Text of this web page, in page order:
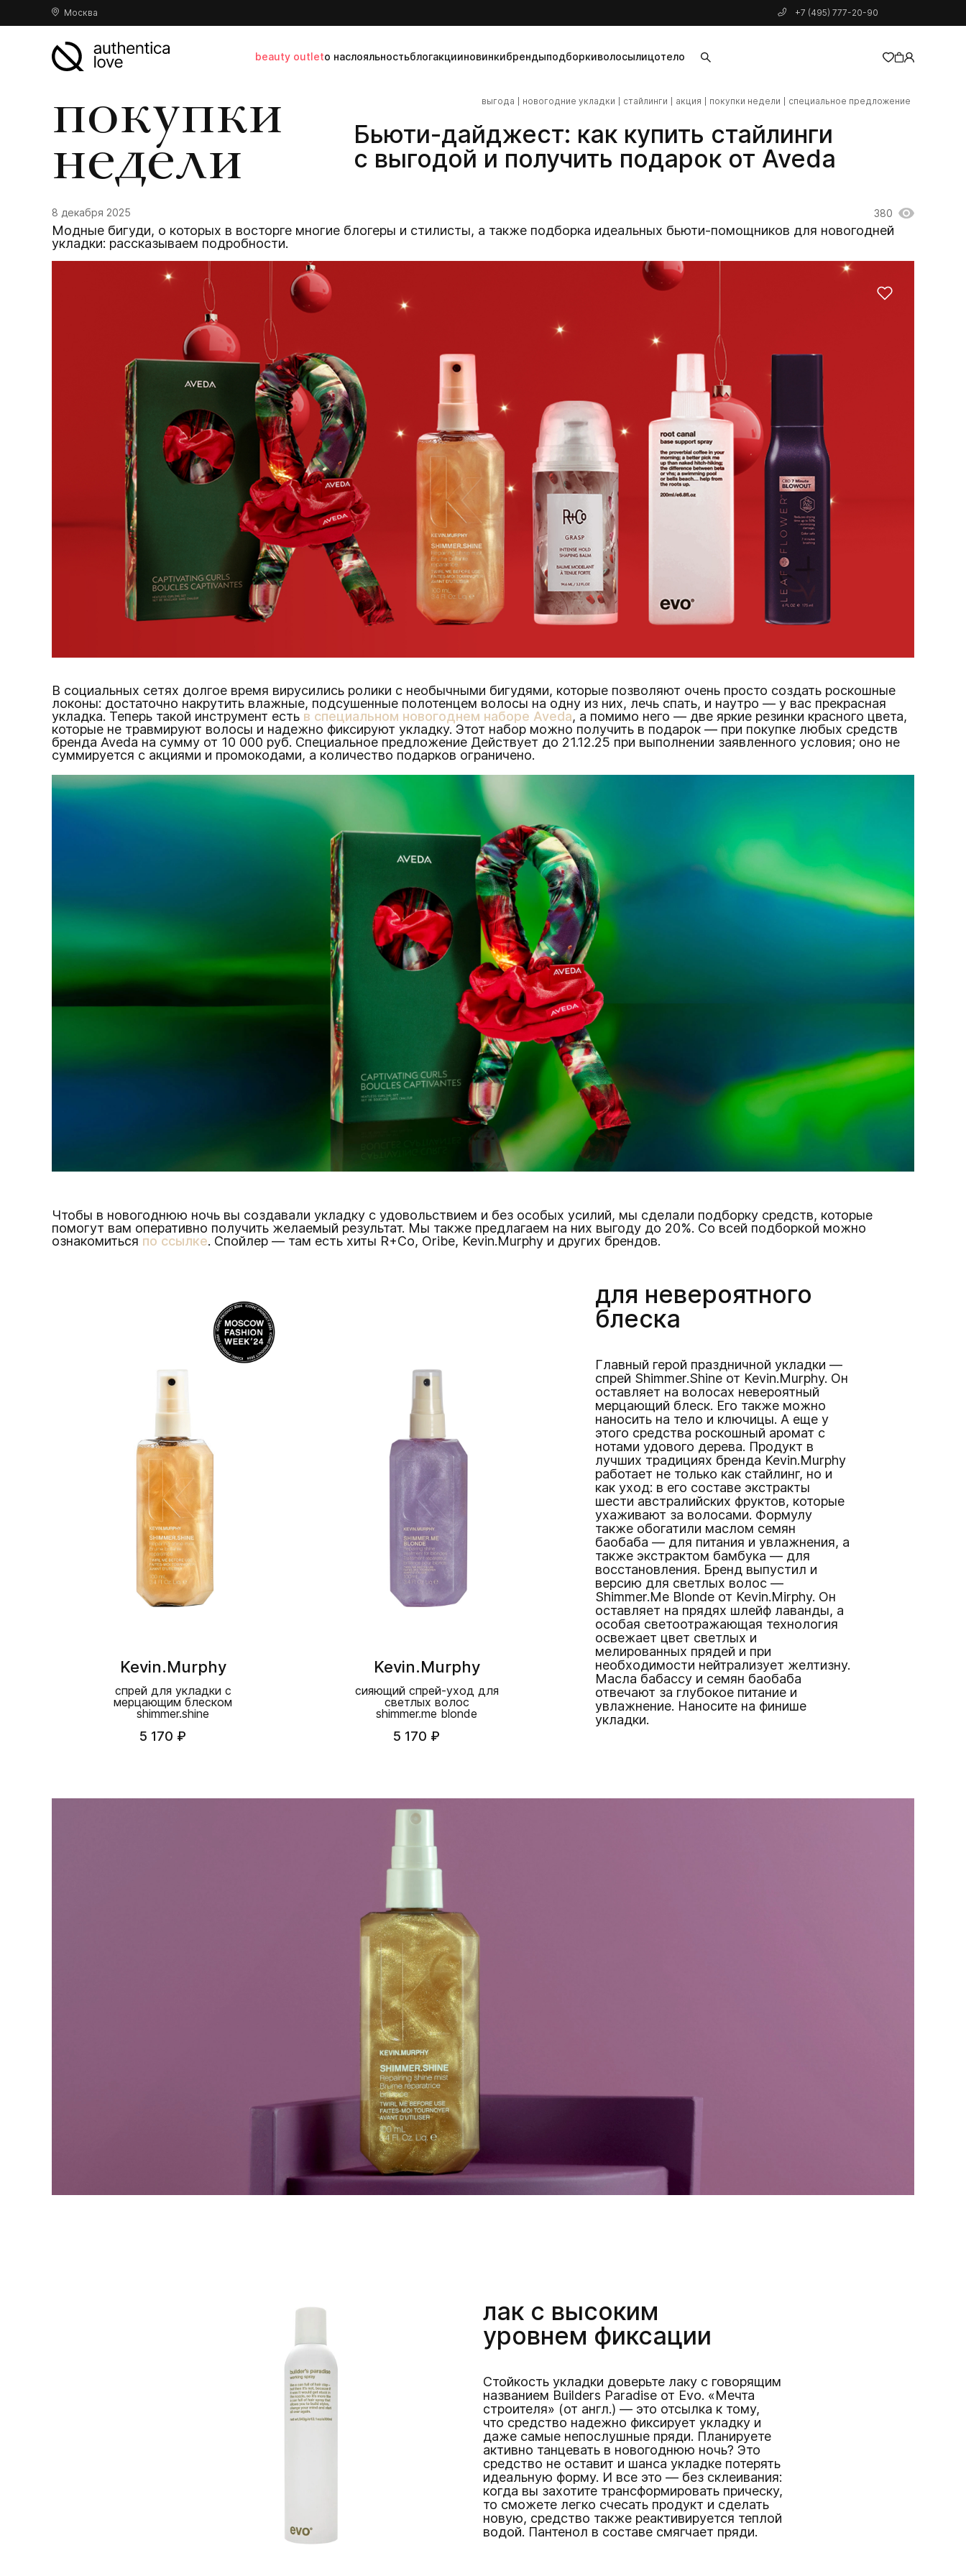
Москва +7 (495) 777-20-90
beauty outletо наслояльностьблогакцииновинкибрендыподборкиволосылицотело
добавлен в корзину
покупки
недели
Бьюти-дайджест: как купить стайлинги
с выгодой и получить подарок от Aveda
выгода новогодние укладки стайлинги акция покупки недели специальное предложение
8 декабря 2025 380
Модные бигуди, о которых в восторге многие блогеры и стилисты, а также подборка идеальных бьюти-помощников для новогодней
укладки: рассказываем подробности.
В социальных сетях долгое время вирусились ролики с необычными бигудями, которые позволяют очень просто создать роскошные
локоны: достаточно накрутить влажные, подсушенные полотенцем волосы на одну из них, лечь спать, и наутро — у вас прекрасная
укладка. Теперь такой инструмент есть в специальном новогоднем наборе Aveda, а помимо него — две яркие резинки красного цвета,
которые не травмируют волосы и надежно фиксируют укладку. Этот набор можно получить в подарок — при покупке любых средств
бренда Aveda на сумму от 10 000 руб. Специальное предложение Действует до 21.12.25 при выполнении заявленного условия; оно не
суммируется с акциями и промокодами, а количество подарков ограничено.
Чтобы в новогоднюю ночь вы создавали укладку с удовольствием и без особых усилий, мы сделали подборку средств, которые
помогут вам оперативно получить желаемый результат. Мы также предлагаем на них выгоду до 20%. Со всей подборкой можно
ознакомиться по ссылке. Спойлер — там есть хиты R+Co, Oribe, Kevin.Murphy и других брендов.
Kevin.Murphy
спрей для укладки с
мерцающим блеском
shimmer.shine
5 170 ₽
Kevin.Murphy
сияющий спрей-уход для
светлых волос
shimmer.me blonde
5 170 ₽
для невероятного
блеска
Главный герой праздничной укладки —
спрей Shimmer.Shine от Kevin.Murphy. Он
оставляет на волосах невероятный
мерцающий блеск. Его также можно
наносить на тело и ключицы. А еще у
этого средства роскошный аромат с
нотами удового дерева. Продукт в
лучших традициях бренда Kevin.Murphy
работает не только как стайлинг, но и
как уход: в его составе экстракты
шести австралийских фруктов, которые
ухаживают за волосами. Формулу
также обогатили маслом семян
баобаба — для питания и увлажнения, а
также экстрактом бамбука — для
восстановления. Бренд выпустил и
версию для светлых волос —
Shimmer.Me Blonde от Kevin.Mirphy. Он
оставляет на прядях шлейф лаванды, а
особая светоотражающая технология
освежает цвет светлых и
мелированных прядей и при
необходимости нейтрализует желтизну.
Масла бабассу и семян баобаба
отвечают за глубокое питание и
увлажнение. Наносите на финише
укладки.
лак с высоким
уровнем фиксации
Стойкость укладки доверьте лаку с говорящим
названием Builders Paradise от Evo. «Мечта
строителя» (от англ.) — это отсылка к тому,
что средство надежно фиксирует укладку и
даже самые непослушные пряди. Планируете
активно танцевать в новогоднюю ночь? Это
средство не оставит и шанса укладке потерять
идеальную форму. И все это — без склеивания:
когда вы захотите трансформировать прическу,
то сможете легко счесать продукт и сделать
новую, средство также реактивируется теплой
водой. Пантенол в составе смягчает пряди.